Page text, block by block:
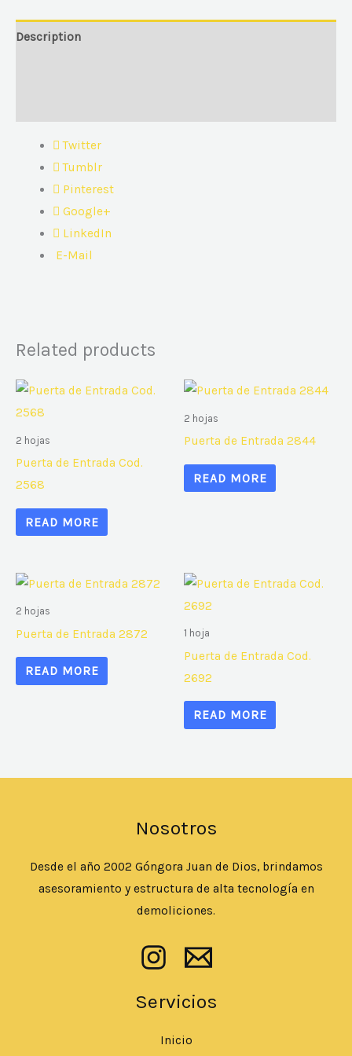
Description
Twitter
Tumblr
Pinterest
Google+
LinkedIn
E-Mail
Related products
2 hojas
Puerta de Entrada Cod.
2568
READ MORE
2 hojas
Puerta de Entrada 2844
READ MORE
2 hojas
Puerta de Entrada 2872
READ MORE
1 hoja
Puerta de Entrada Cod.
2692
READ MORE
Nosotros
Desde el año 2002 Góngora Juan de Dios, brindamos
asesoramiento y estructura de alta tecnología en
demoliciones.
Servicios
Inicio